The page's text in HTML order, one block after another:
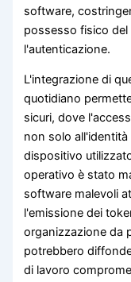
software,
possesso fisico
l'autenticazione.
L'integrazione di
quotidiano
sicuri, dove
non solo
dispositivo
operativo è stato
software malevoli
l'emissione dei
organizzazione da
potrebbero
di lavoro